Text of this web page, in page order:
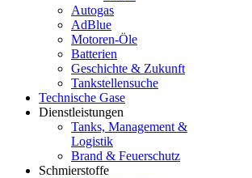
Autogas
AdBlue
Motoren-Öle
Batterien
Geschichte & Zukunft
Tankstellensuche
Technische Gase
Dienstleistungen
Tanks, Management &
Logistik
Brand & Feuerschutz
Schmierstoffe